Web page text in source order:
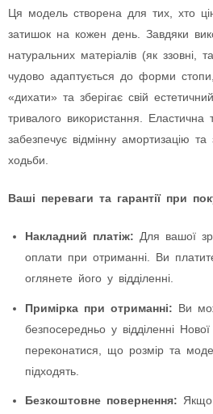
Ця модель створена для тих, хто
затишок на кожен день. Завдяки
натуральних матеріалів (як ззовні,
чудово адаптується до форми
«дихати» та зберігає свій
тривалого використання. Еластична
забезпечує відмінну амортизацію
ходьби.
Ваші переваги та гарантії при
Накладний платіж: Для вашої
оплати при отриманні. Ви
оглянете його у відділенні.
Примірка при отриманні: Ви
безпосередньо у відділенні
переконатися, що розмір та
підходять.
Безкоштовне повернення: Якщо